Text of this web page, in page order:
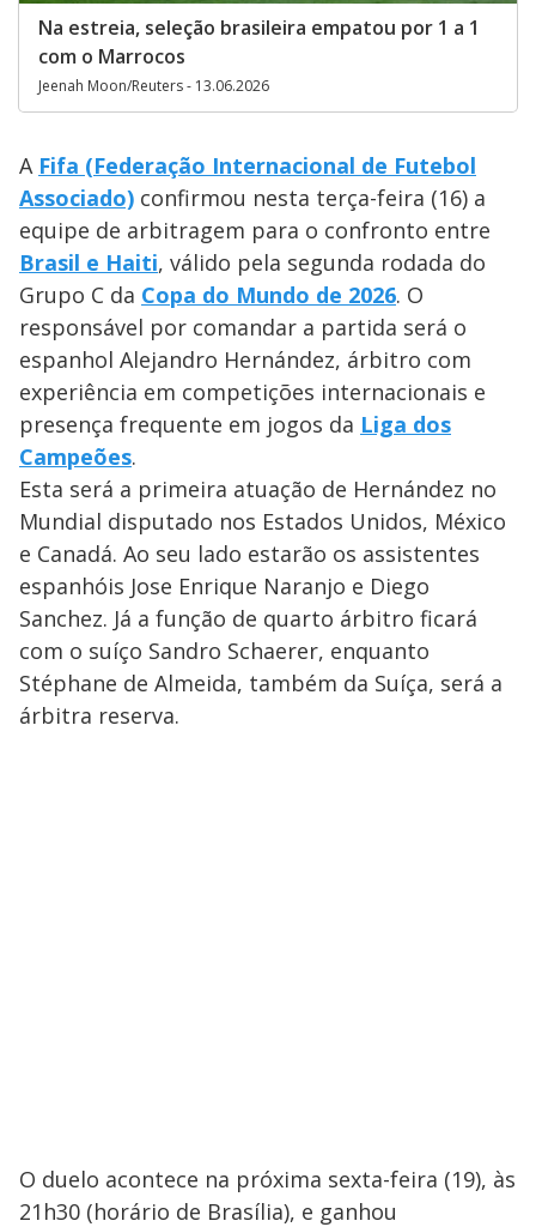
Na estreia, seleção brasileira empatou por 1 a 1
com o Marrocos
Jeenah Moon/Reuters - 13.06.2026
A Fifa (Federação Internacional de Futebol
Associado) confirmou nesta terça-feira (16) a
equipe de arbitragem para o confronto entre
Brasil e Haiti, válido pela segunda rodada do
Grupo C da Copa do Mundo de 2026. O
responsável por comandar a partida será o
espanhol Alejandro Hernández, árbitro com
experiência em competições internacionais e
presença frequente em jogos da Liga dos
Campeões.
Esta será a primeira atuação de Hernández no
Mundial disputado nos Estados Unidos, México
e Canadá. Ao seu lado estarão os assistentes
espanhóis Jose Enrique Naranjo e Diego
Sanchez. Já a função de quarto árbitro ficará
com o suíço Sandro Schaerer, enquanto
Stéphane de Almeida, também da Suíça, será a
árbitra reserva.
O duelo acontece na próxima sexta-feira (19), às
21h30 (horário de Brasília), e ganhou